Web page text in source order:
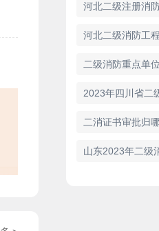
河北二级消防工
二级消防重点单
二消证书审批归
山东2023年二级